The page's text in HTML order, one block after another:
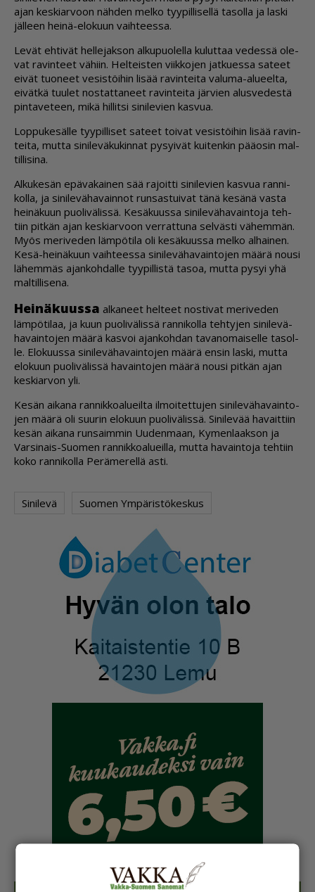
ajan kes­ki­ar­voon näh­den mel­ko tyy­pil­li­sel­lä ta­sol­la ja las­ki
jäl­leen hei­nä-elo­kuun vaih­tees­sa.
Le­vät eh­ti­vät hel­le­jak­son al­ku­puo­lel­la ku­lut­taa ve­des­sä ole­
vat ra­vin­teet vä­hiin. Hel­teis­ten viik­ko­jen jat­ku­es­sa sa­teet
ei­vät tuo­neet ve­sis­töi­hin li­sää ra­vin­tei­ta va­lu­ma-alu­eel­ta,
ei­vät­kä tuu­let nos­tat­ta­neet ra­vin­tei­ta jär­vien alus­ve­des­tä
pin­ta­ve­teen, mikä hil­lit­si si­ni­le­vien kas­vua.
Lop­pu­ke­säl­le tyy­pil­li­set sa­teet toi­vat ve­sis­töi­hin li­sää ra­vin­
tei­ta, mut­ta si­ni­le­vä­ku­kin­nat py­syi­vät kui­ten­kin pää­o­sin mal­
til­li­si­na.
Al­ku­ke­sän epä­va­kai­nen sää ra­joit­ti si­ni­le­vien kas­vua ran­ni­
kol­la, ja si­ni­le­vä­ha­vain­not run­sas­tui­vat tänä ke­sä­nä vas­ta
hei­nä­kuun puo­li­vä­lis­sä. Ke­sä­kuus­sa si­ni­le­vä­ha­vain­to­ja teh­
tiin pit­kän ajan kes­ki­ar­voon ver­rat­tu­na sel­väs­ti vä­hem­män.
Myös me­ri­ve­den läm­pö­ti­la oli ke­sä­kuus­sa mel­ko al­hai­nen.
Kesä-hei­nä­kuun vaih­tees­sa si­ni­le­vä­ha­vain­to­jen mää­rä nou­si
lä­hem­mäs ajan­koh­dal­le tyy­pil­lis­tä ta­soa, mut­ta py­syi yhä
mal­til­li­se­na.
Hei­nä­kuus­sa al­ka­neet hel­teet nos­ti­vat me­ri­ve­den
läm­pö­ti­laa, ja kuun puo­li­vä­lis­sä ran­ni­kol­la teh­ty­jen si­ni­le­vä­
ha­vain­to­jen mää­rä kas­voi ajan­koh­dan ta­va­no­mai­sel­le ta­sol­
le. Elo­kuus­sa si­ni­le­vä­ha­vain­to­jen mää­rä en­sin las­ki, mut­ta
elo­kuun puo­li­vä­lis­sä ha­vain­to­jen mää­rä nou­si pit­kän ajan
kes­ki­ar­von yli.
Ke­sän ai­ka­na ran­nik­ko­a­lu­eil­ta il­moi­tet­tu­jen si­ni­le­vä­ha­vain­to­
jen mää­rä oli suu­rin elo­kuun puo­li­vä­lis­sä. Si­ni­le­vää ha­vait­tiin
ke­sän ai­ka­na run­saim­min Uu­den­maan, Ky­men­laak­son ja
Var­si­nais-Suo­men ran­nik­ko­a­lu­eil­la, mut­ta ha­vain­to­ja teh­tiin
koko ran­ni­kol­la Pe­rä­me­rel­lä as­ti.
Sinilevä Suomen Ympäristökeskus